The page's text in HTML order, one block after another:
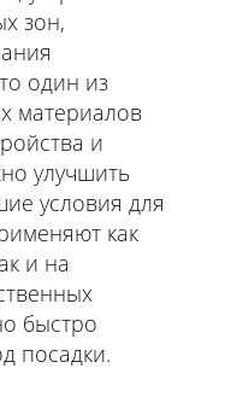
зон,
один из
материалов
и
улучшить
условия для
как
и на
быстро
посадки.